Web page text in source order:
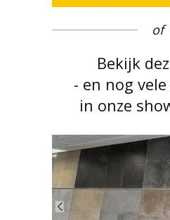
of
Bekijk
- en nog
in onze